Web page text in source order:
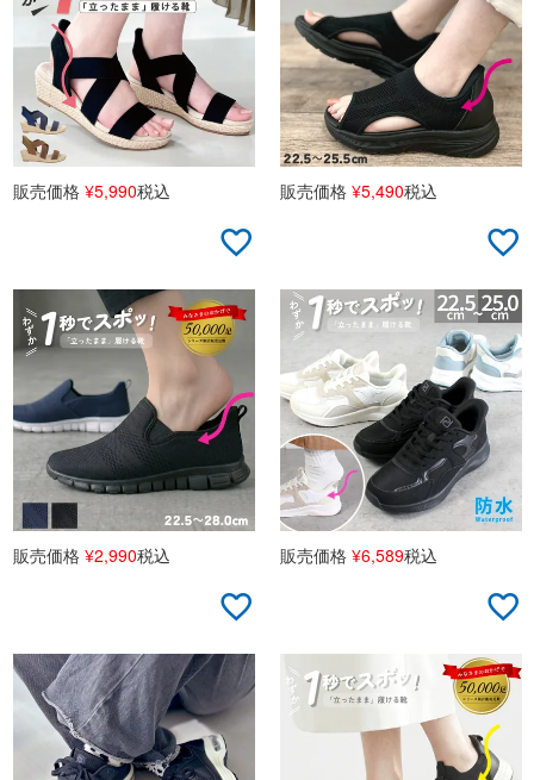
販売価格 ¥5,990税込 販売価格 ¥5,490税込
販売価格 ¥2,990税込 販売価格 ¥6,589税込